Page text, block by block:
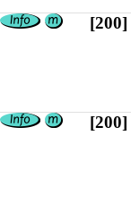
[200]
[200]